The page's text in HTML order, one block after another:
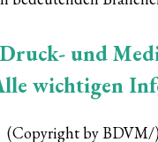
und
wichtigen
(Copyright by BDVM/